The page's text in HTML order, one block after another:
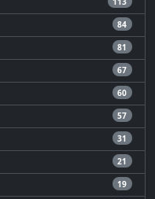
84
81
67
60
57
31
21
19